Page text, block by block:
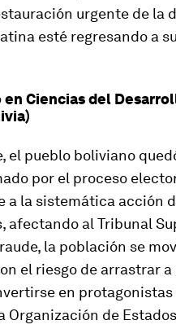
urgente de la
esté regresando a
Ciencias del
el pueblo boliviano
por el proceso
a la sistemática acción
afectando al Tribunal
la población se
el riesgo de arrastrar a
en protagonistas
Organización de Estados